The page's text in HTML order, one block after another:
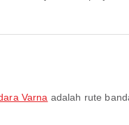
Varna adalah rute